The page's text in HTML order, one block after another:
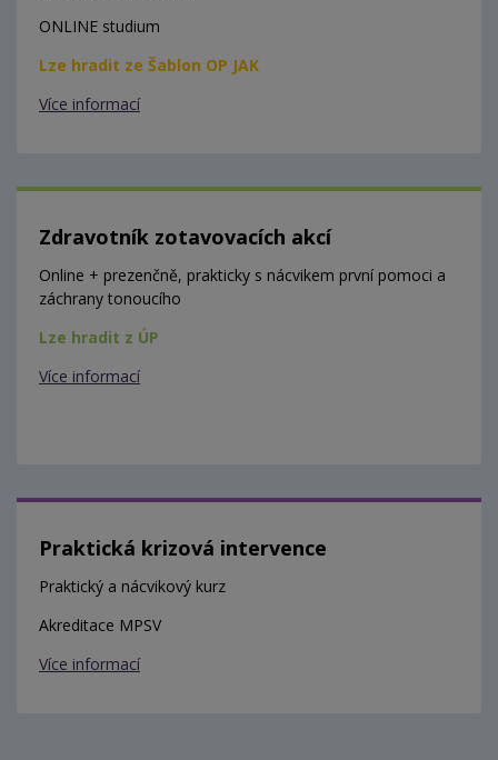
ONLINE studium
Lze hradit ze Šablon OP JAK
Více informací
Zdravotník zotavovacích akcí
Online + prezenčně, prakticky s nácvikem první pomoci a
záchrany tonoucího
Lze hradit z ÚP
Více informací
Praktická krizová intervence
Praktický a nácvikový kurz
Akreditace MPSV
Více informací